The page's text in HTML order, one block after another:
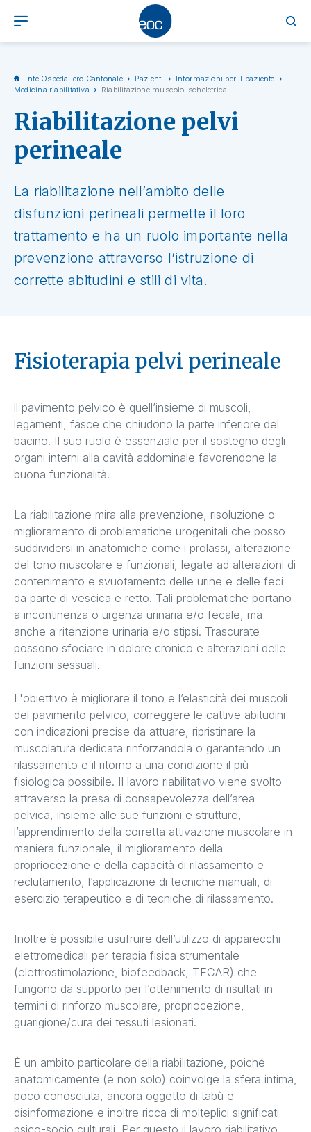
Ente Ospedaliero Cantonale Pazienti
Informazioni per il paziente
Medicina riabilitativa
Riabilitazione muscolo-scheletrica
Riabilitazione pelvi
perineale
La riabilitazione nell’ambito delle
disfunzioni perineali permette il loro
trattamento e ha un ruolo importante nella
prevenzione attraverso l’istruzione di
corrette abitudini e stili di vita.
Fisioterapia pelvi perineale
ll pavimento pelvico è quell’insieme di muscoli,
legamenti, fasce che chiudono la parte inferiore del
bacino. Il suo ruolo è essenziale per il sostegno degli
organi interni alla cavità addominale favorendone la
buona funzionalità.
La riabilitazione mira alla prevenzione, risoluzione o
miglioramento di problematiche urogenitali che posso
suddividersi in anatomiche come i prolassi, alterazione
del tono muscolare e funzionali, legate ad alterazioni di
contenimento e svuotamento delle urine e delle feci
da parte di vescica e retto. Tali problematiche portano
a incontinenza o urgenza urinaria e/o fecale, ma
anche a ritenzione urinaria e/o stipsi. Trascurate
possono sfociare in dolore cronico e alterazioni delle
funzioni sessuali.
L'obiettivo è migliorare il tono e l’elasticità dei muscoli
del pavimento pelvico, correggere le cattive abitudini
con indicazioni precise da attuare, ripristinare la
muscolatura dedicata rinforzandola o garantendo un
rilassamento e il ritorno a una condizione il più
fisiologica possibile. Il lavoro riabilitativo viene svolto
attraverso la presa di consapevolezza dell’area
pelvica, insieme alle sue funzioni e strutture,
l’apprendimento della corretta attivazione muscolare in
maniera funzionale, il miglioramento della
propriocezione e della capacità di rilassamento e
reclutamento, l’applicazione di tecniche manuali, di
esercizio terapeutico e di tecniche di rilassamento.
Inoltre è possibile usufruire dell’utilizzo di apparecchi
elettromedicali per terapia fisica strumentale
(elettrostimolazione, biofeedback, TECAR) che
fungono da supporto per l’ottenimento di risultati in
termini di rinforzo muscolare, propriocezione,
guarigione/cura dei tessuti lesionati.
È un ambito particolare della riabilitazione, poiché
anatomicamente (e non solo) coinvolge la sfera intima,
poco conosciuta, ancora oggetto di tabù e
disinformazione e inoltre ricca di molteplici significati
psico-socio culturali. Per questo il lavoro riabilitativo